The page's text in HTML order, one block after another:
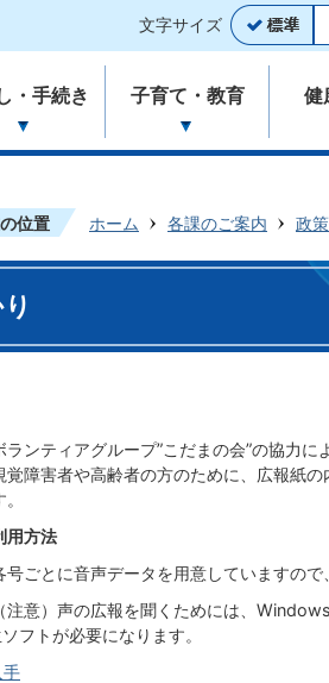
文字サイズ
・手続き 子育て・教育 健
位置 ホーム 各課のご案内 政
ランティアグループ”こだまの会”の協力
覚障害者や高齢者の方のために、広報紙
用方法
号ごとに音声データを用意していますので
（注意）声の広報を聞くためには、
フトが必要になります。